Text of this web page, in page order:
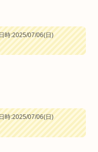
時:2025/07/06(日)
時:2025/07/06(日)